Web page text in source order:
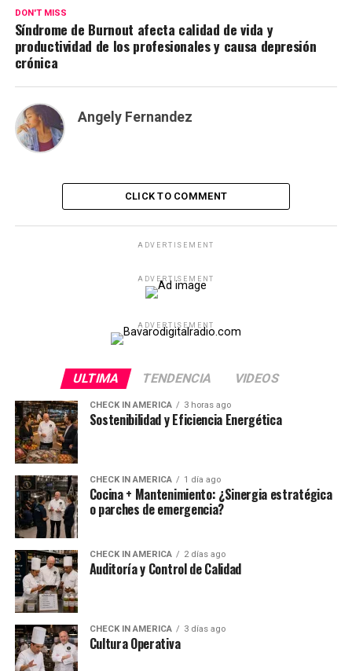
DON'T MISS
Síndrome de Burnout afecta calidad de vida y
productividad de los profesionales y causa depresión
crónica
Angely Fernandez
CLICK TO COMMENT
ADVERTISEMENT
ADVERTISEMENT
ADVERTISEMENT
ULTIMA TENDENCIA VIDEOS
CHECK IN AMERICA 3 horas ago
Sostenibilidad y Eficiencia Energética
CHECK IN AMERICA 1 día ago
Cocina + Mantenimiento: ¿Sinergia estratégica
o parches de emergencia?
CHECK IN AMERICA 2 días ago
Auditoría y Control de Calidad
CHECK IN AMERICA 3 días ago
Cultura Operativa